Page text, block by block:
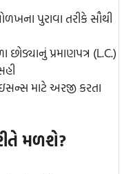
પુરાવા તરીકે સૌથી
છોડ્યાનું પ્રમાણપત્ર (L.C.)
માટે અરજી કરતા
મળશે?